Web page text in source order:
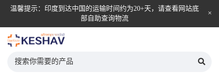
温馨提示：印度到达中国的运输时间约为20+天，请查看网站底
部自助查询物流